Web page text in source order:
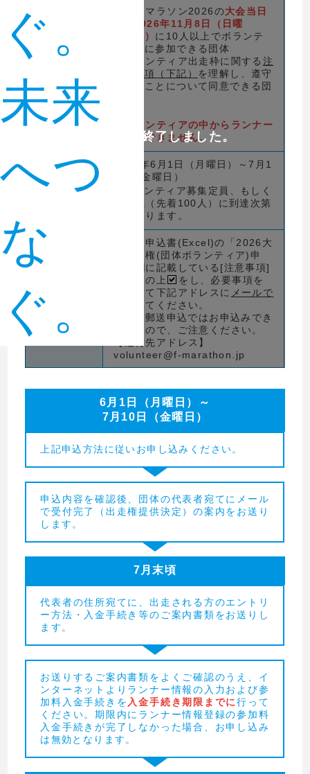
ぐ。
未来
へつ
な
ぐ。
申込受付は終了しました。
対象
①福岡マラソン2026の大会当日
（2026年11月8日（日曜
日）） に10人以上でボランテ
ィアに参加できる団体
②ボランティア出走枠に関する 注
意事項（下記）
を理解し、遵守
することについて同意できる団
※ボランティアの中からランナー
は指定できません。
募集期間
2026年6月1日（月曜日）～7月1
0日（金曜日）
※ボランティア募集定員、もしく
は定員（先着100人）に到達次第
締め切ります。
申込方法
団体用申込書(Excel)の「2026大
会出走権(団体ボランティア)申
込」欄に記載している[注意事項]
へ同意の上
をし、必要事項を
入力して下記アドレスに メールで
送信してください。
web・郵送申込ではお申込みでき
ませんので、ご注意ください。
【送付先アドレス】
volunteer@f-marathon.jp
6月1日（月曜日）～
7月10日（金曜日）
上記申込方法に従いお申し込みください。
申込内容を確認後、団体の代表者宛てにメール
で受付完了（出走権提供決定）の案内をお送り
します。
7月末頃
代表者の住所宛てに、出走される方のエントリ
ー方法・入金手続き等のご案内書類をお送りし
ます。
お送りするご案内書類をよくご確認のうえ、イ
ンターネットよりランナー情報の入力および参
加料入金手続きを 入金手続き期限までに行って
ください。期限内にランナー情報登録の参加料
入金手続きが完了しなかった場合、お申し込み
は無効となります。